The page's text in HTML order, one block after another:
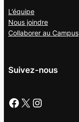
L’équipe
Nous joindre
Collaborer au Campus
Suivez-nous
Facebook X Instagram